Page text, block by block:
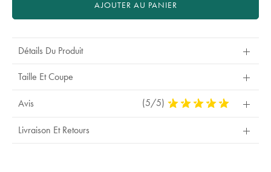
AJOUTER AU PANIER
Détails Du Produit
Taille Et Coupe
Avis (5/5) 5
Livraison Et Retours